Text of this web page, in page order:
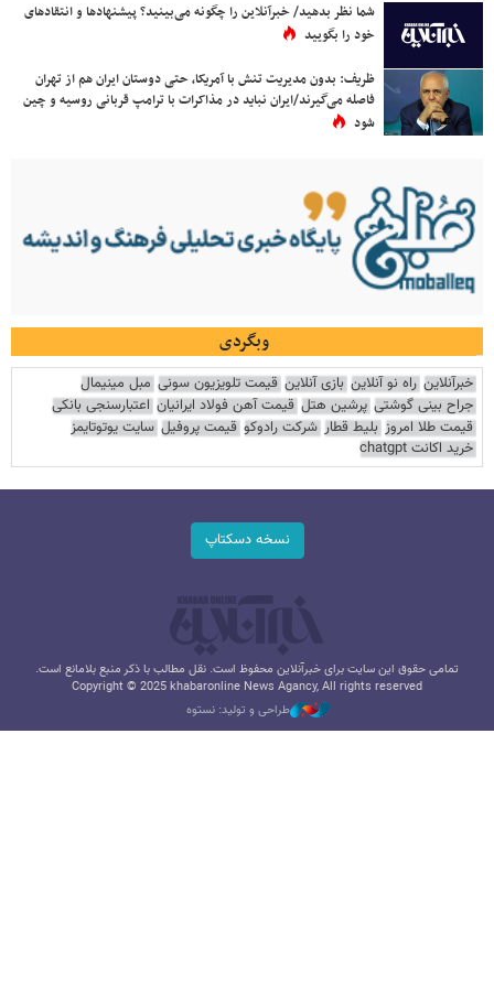
شما نظر بدهید/ خبرآنلاین را چگونه می‌بینید؟ پیشنهادها و انتقادهای
خود را بگویید
ظریف: بدون مدیریت تنش با آمریکا، حتی دوستان ایران هم از تهران
فاصله می‌گیرند/ایران نباید در مذاکرات با ترامپ قربانی روسیه و چین
شود
وبگردی
خبرآنلاین راه نو آنلاین بازی آنلاین قیمت تلویزیون سونی مبل مینیمال
جراح بینی گوشتی پرشین هتل قیمت آهن فولاد ایرانیان اعتبارسنجی بانکی
قیمت طلا امروز بلیط قطار شرکت رادوکو قیمت پروفیل سایت یوتوتایمز
خرید اکانت chatgpt
نسخه دسکتاپ
تمامی حقوق این سایت برای خبرآنلاین محفوظ است. نقل مطالب با ذکر منبع بلامانع است.
Copyright © 2025 khabaronline News Agancy, All rights reserved
طراحی و تولید: نستوه